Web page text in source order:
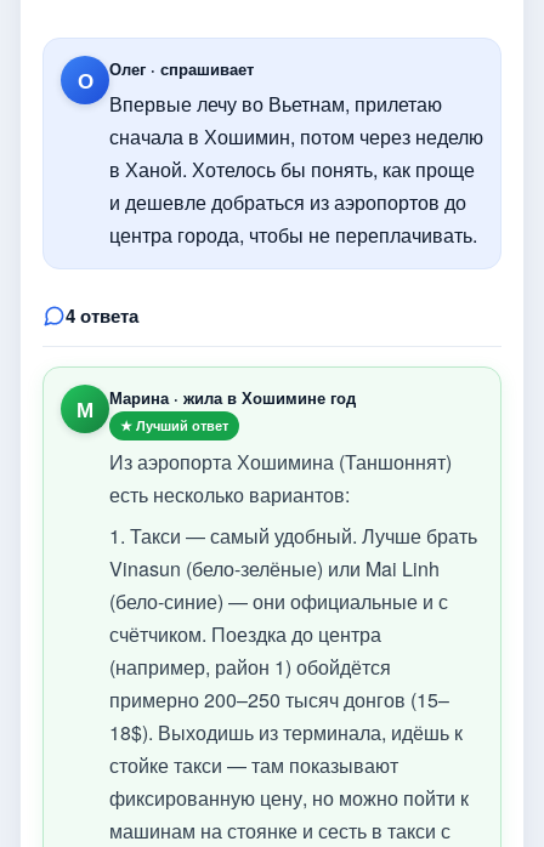
О Олег · спрашивает
Впервые лечу во Вьетнам, прилетаю
сначала в Хошимин, потом через неделю
в Ханой. Хотелось бы понять, как проще
и дешевле добраться из аэропортов до
центра города, чтобы не переплачивать.
4 ответа
М Марина · жила в Хошимине год
★ Лучший ответ
Из аэропорта Хошимина (Таншоннят)
есть несколько вариантов:
1. Такси — самый удобный. Лучше брать
Vinasun (бело-зелёные) или Mai Linh
(бело-синие) — они официальные и с
счётчиком. Поездка до центра
(например, район 1) обойдётся
примерно 200–250 тысяч донгов (15–
18$). Выходишь из терминала, идёшь к
стойке такси — там показывают
фиксированную цену, но можно пойти к
машинам на стоянке и сесть в такси с